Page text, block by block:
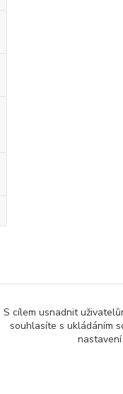
S cílem usnadnit
souhlasíte s ukládáním